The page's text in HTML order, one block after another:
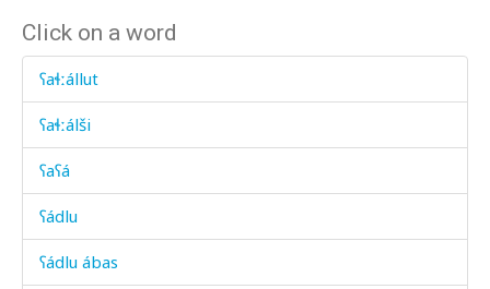
Click on a word
ʕaɬːállut
ʕaɬːálši
ʕaʕá
ʕádlu
ʕádlu ábas